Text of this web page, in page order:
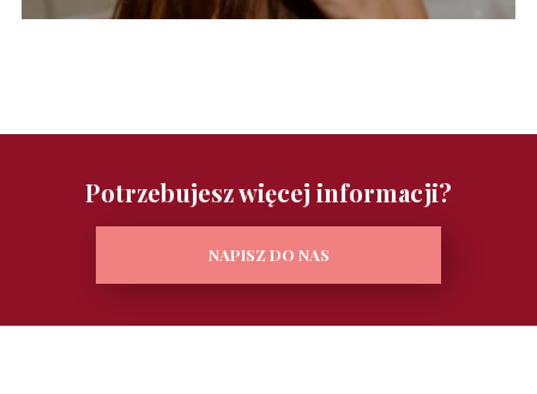
Potrzebujesz więcej informacji?
NAPISZ DO NAS